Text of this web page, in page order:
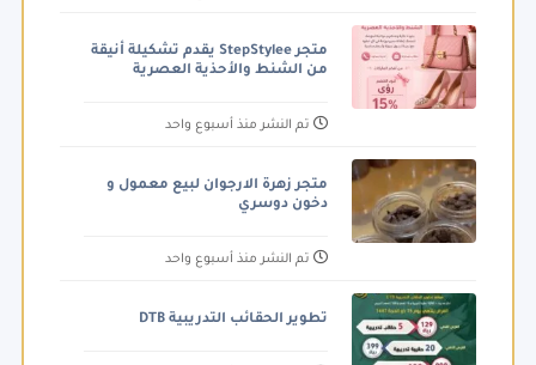
متجر StepStylee يقدم تشكيلة أنيقة
من الشنط والأحذية العصرية
تم النشر منذ أسبوع واحد
متجر زهرة الارجوان لبيع معمول و
دخون دوسري
تم النشر منذ أسبوع واحد
تطوير الحقائب التدريبية DTB